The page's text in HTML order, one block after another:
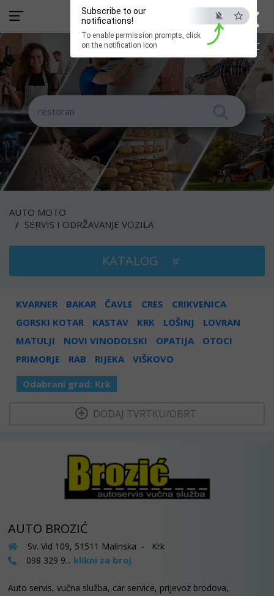
×
ESC
Subscribe to our
notifications!
To enable permission prompts, click
on the notification icon
AUTO MOTO
SERVIS I ODRŽAVANJE VOZILA
KATALOG
KVARNER BAKAR ČAVLE CRES
CRIKVENICA
GORSKI KOTAR
KASTAV KRK LOŠINJ
LOVRAN
MATULJI
NOVI VINODOLSKI OPATIJA
OTOCI
PRIMORJE
RAB RIJEKA VIŠKOVO
Odabrani grad: Krk
DODAJ TVRTKU/OBRT
AUTO BROZIĆ
Sv. Vid 109, 51511 Malinska - Krk
098 329 9... klikni za broj
Auto servis, vučna služba, car service, prijevoz brodova,